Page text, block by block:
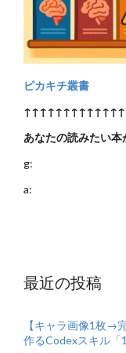
ピカキチ叢書
↑↑↑↑↑↑↑↑↑↑↑↑↑
あなたの読みたい本
g:
a:
最近の投稿
【キャラ画像1枚→
作るCodexスキル「